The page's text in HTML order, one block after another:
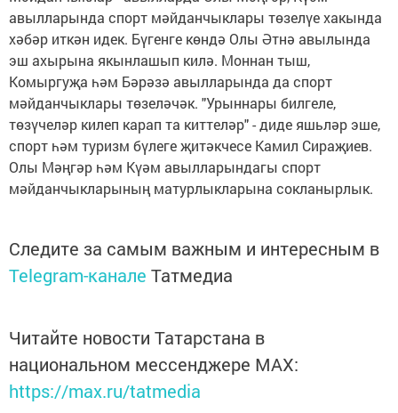
авылларында спорт мәйданчыклары төзелүе хакында
хәбәр иткән идек. Бүгенге көндә Олы Әтнә авылында
эш ахырына якынлашып килә. Моннан тыш,
Комыргуҗа һәм Бәрәзә авылларында да спорт
мәйданчыклары төзеләчәк. "Урыннары билгеле,
төзүчеләр килеп карап та киттеләр" - диде яшьләр эше,
спорт һәм туризм бүлеге җитәкчесе Камил Сираҗиев.
Олы Мәңгәр һәм Күәм авылларындагы спорт
мәйданчыкларының матурлыкларына сокланырлык.
Следите за самым важным и интересным в
Telegram-канале Татмедиа
Читайте новости Татарстана в
национальном мессенджере MАХ:
https://max.ru/tatmedia